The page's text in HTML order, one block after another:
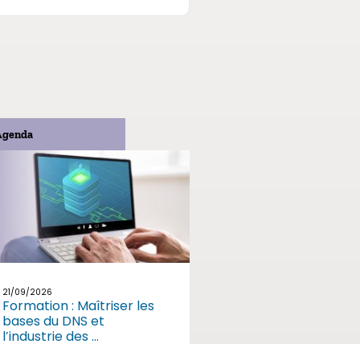
21/09/2026
Formation : Maîtriser les
bases du DNS et
l’industrie des ...